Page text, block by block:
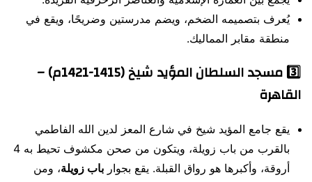
يُعرف بتصميمه الضخم، ويضم مدرستين وضريحًا، ويقع في
منطقة مقابر المماليك.
3️⃣
مسجد السلطان المؤيد شيخ (1415-1421م) –
القاهرة
يقع جامع المؤيد شيخ في شارع المعز لدين الله الفاطمي
بالقرب من باب زويلة، ويتكون من صحن مكشوف تحيط به 4
أروقة، وأكبرها هو رواق القبلة. يقع بجوار باب زويلة، ومن